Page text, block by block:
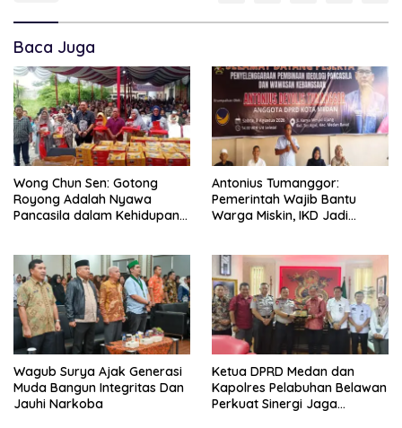
Baca Juga
Wong Chun Sen: Gotong
Royong Adalah Nyawa
Pancasila dalam Kehidupan
Antonius Tumanggor:
Pemerintah Wajib Bantu
Warga Miskin, IKD Jadi
Wagub Surya Ajak Generasi
Muda Bangun Integritas Dan
Jauhi Narkoba
Ketua DPRD Medan dan
Kapolres Pelabuhan Belawan
Perkuat Sinergi Jaga